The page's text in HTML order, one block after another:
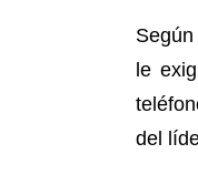
le
del